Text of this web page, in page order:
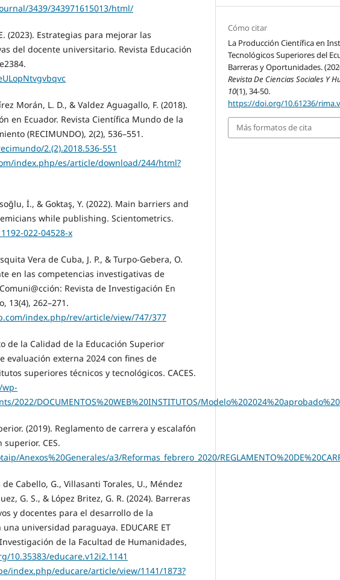
3439/343971615013/html/
(2023). Estrategias para mejorar las
del docente universitario. Revista Educación
Morán, L. D., & Valdez Aguagallo, F. (2018).
en Ecuador. Revista Científica Mundo de la
(RECIMUNDO), 2(2), 536–551.
2.(2).2018.536-551
index.php/es/article/download/244/html?
İ., & Goktaş, Y. (2022). Main barriers and
while publishing. Scientometrics.
022-04528-x
Vera de Cuba, J. P., & Turpo-Gebera, O.
en las competencias investigativas de
Revista de Investigación En
13(4), 262–271.
index.php/rev/article/view/747/377
de la Calidad de la Educación Superior
evaluación externa 2024 con fines de
superiores técnicos y tecnológicos. CACES.
wp-
2022/DOCUMENTOS%20WEB%20INSTITUTOS/
(2019). Reglamento de carrera y escalafón
CES.
Anexos%20Generales/a3/Reformas_febrero_2020/
Cabello, G., Villasanti Torales, U., Méndez
G. S., & López Britez, G. R. (2024). Barreras
y docentes para el desarrollo de la
universidad paraguaya. EDUCARE ET
de la Facultad de Humanidades,
10.35383/educare.v12i2.1141
index.php/educare/article/view/1141/1873?
Cómo citar
La Producción Científica en
Tecnológicos Superiores del
Barreras y Oportunidades.
Revista De Ciencias Sociales Y
10(1), 34-50.
https://doi.org/10.61236/
Más formatos de cita